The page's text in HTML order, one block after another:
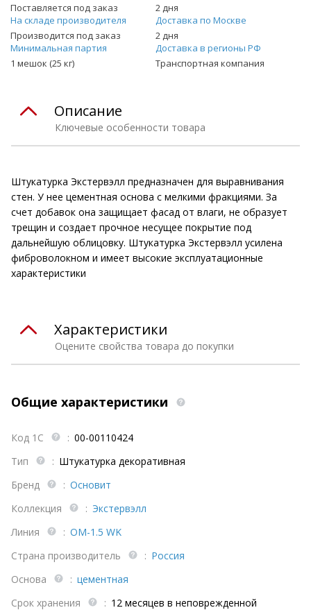
Поставляется под заказ
2 дня
На складе производителя
Производится под заказ
Доставка по Москве
2 дня
Минимальная партия
1 мешок (25 кг)
Доставка в регионы РФ
Транспортная компания
Ключевые особенности товара
Описание
Штукатурка Экстервэлл предназначен для выравнивания
стен. У нее цементная основа с мелкими фракциями. За
счет добавок она защищает фасад от влаги, не образует
трещин и создает прочное несущее покрытие под
дальнейшую облицовку. Штукатурка Экстервэлл усилена
фиброволокном и имеет высокие эксплуатационные
характеристики
Оцените свойства товара до покупки
Характеристики
Общие характеристики
Код 1С : 00-00110424
Тип
: Штукатурка декоративная
Бренд
: Основит
Коллекция
: Экстервэлл
Линия
: OM-1.5 WK
Страна производитель
: Россия
Основа
: цементная
Срок хранения
: 12 месяцев в неповрежденной